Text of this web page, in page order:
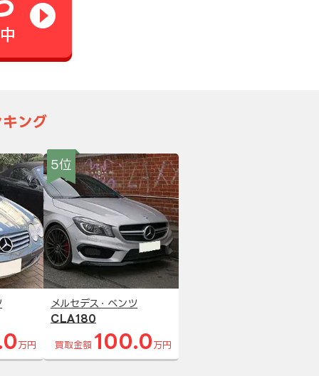
ング
万円
5位
メルセデス・ベンツ
CLA180
買取金額 100.0 万円